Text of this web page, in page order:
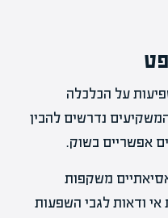
על הכלכלה
נדרשים להבין
אפשריים בשוק.
משקפות
אי ודאות לגבי השפעות